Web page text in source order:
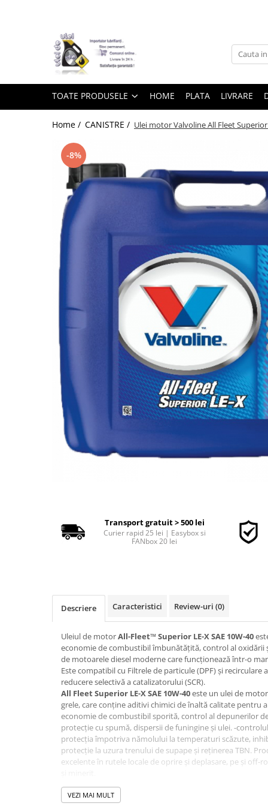
Toate Produsele
► Detailing si cosmetica
Curatare si intretinere piele
Plastice interioare
Perii si pensule
Intretinere exterior
Curatare geamuri auto
Accesorii spalare si uscare
Spalare si detailing rapid
Decontaminare vopsea
Intretinere vopsea
Dressing exterior
Intretinere moto
■ Filtre habitaclu
■ Filtre hidraulice
■ Filtre uscator
■ Filtre aditivi
■ Filtre epurator
■ Filtre agent racire
TOATE PRODUSELE HOME PLATA LIVRARE
Home / CANISTRE / Ulei motor Valvoline All Fleet Superior
-8%
Transport gratuit > 500 lei
Curier rapid 25 lei | Easybox si
FANbox 20 lei
Descriere Caracteristici Review-uri (0)
Uleiul de motorAll-Fleet™ Superior LE-X SAE 10W-40
economie de combustibil îmbunătățită, control al oxidării
de motoarele diesel moderne care funcționează într-o
Este compatibil cu Filtrele de particule (DPF) și recirculare
reducere selectivă a catalizatorului (SCR).
All Fleet Superior LE-X SAE 10W-40este un ulei de
grele, care conține aditivi chimici de înaltă calitate pentru
economie de combustibil sporită, control al depunerilor
protecție cu spumă, dispersii de funingine și ulei. -
protecția împotriva nămolului la temperaturi scăzute,
protecție la uzura trenului de supape și reținerea TBN.
excelente în rutele locale de oprire și deplasare, pe și off-
Specificatii si certificari:
Cummins CES 20086
VEZI MAI MULT